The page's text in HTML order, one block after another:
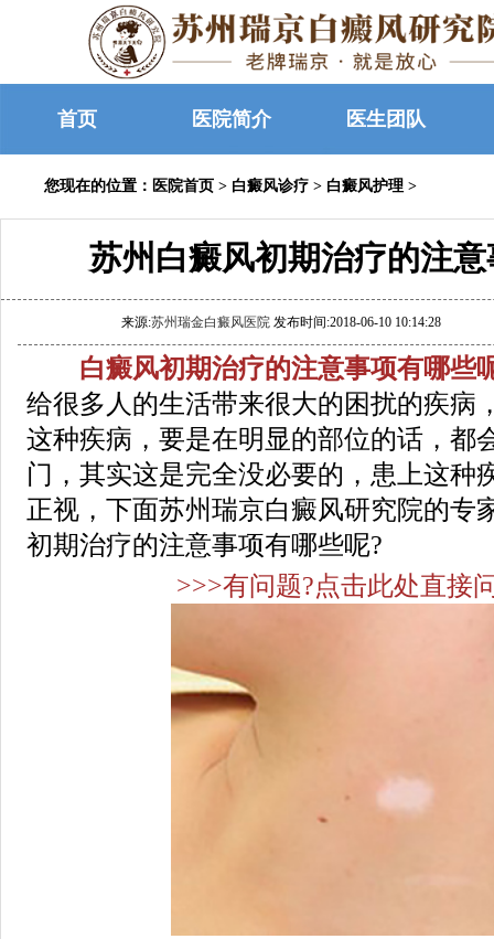
首页 医院简介 医生团队
您现在的位置： 医院首页 > 白癜风诊疗 > 白癜风护理 >
苏州白癜风初期治疗的注
来源:苏州瑞金白癜风医院 发布时间:2018-06-10 10:14:28
白癜风初期治疗的注意事项有哪些
给很多人的生活带来很大的困扰的疾病
这种疾病，要是在明显的部位的话，都
门，其实这是完全没必要的，患上这种
正视，下面苏州瑞京白癜风研究院的专
初期治疗的注意事项有哪些呢?
>>>有问题?点击此处直接